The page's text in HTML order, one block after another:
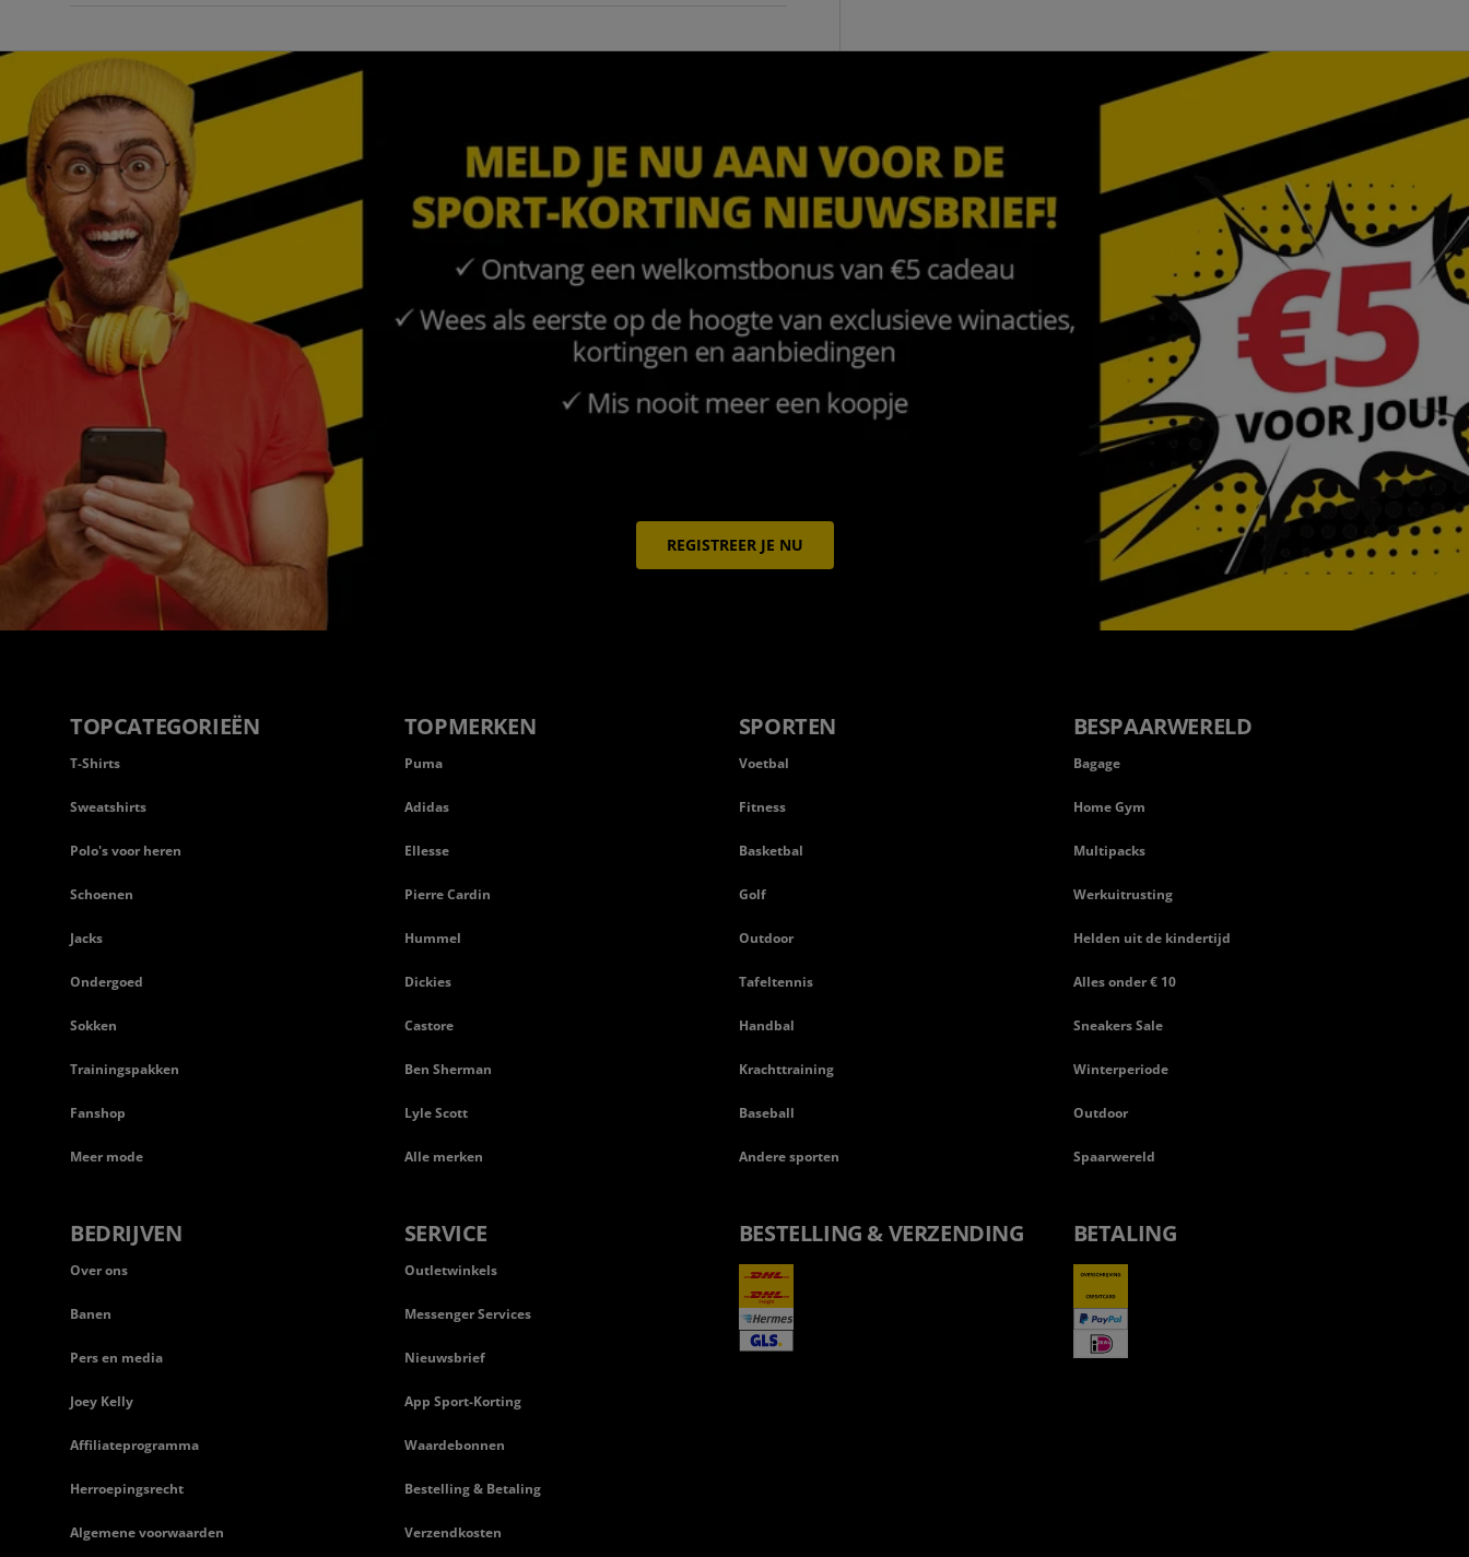
REGISTREER JE NU
TOPCATEGORIEËN
T-Shirts
Sweatshirts
Polo's voor heren
Schoenen
Jacks
Ondergoed
Sokken
Trainingspakken
Fanshop
Meer mode
TOPMERKEN
Puma
Adidas
Ellesse
Pierre Cardin
Hummel
Dickies
Castore
Ben Sherman
Lyle Scott
Alle merken
SPORTEN
Voetbal
Fitness
Basketbal
Golf
Outdoor
Tafeltennis
Handbal
Krachttraining
Baseball
Andere sporten
BESPAARWERELD
Bagage
Home Gym
Multipacks
Werkuitrusting
Helden uit de kindertijd
Alles onder € 10
Sneakers Sale
Winterperiode
Outdoor
Spaarwereld
BEDRIJVEN
Over ons
Banen
Pers en media
Joey Kelly
Affiliateprogramma
Herroepingsrecht
Algemene voorwaarden
SERVICE
Outletwinkels
Messenger Services
Nieuwsbrief
App Sport-Korting
Waardebonnen
Bestelling & Betaling
Verzendkosten
BESTELLING & VERZENDING BETALING